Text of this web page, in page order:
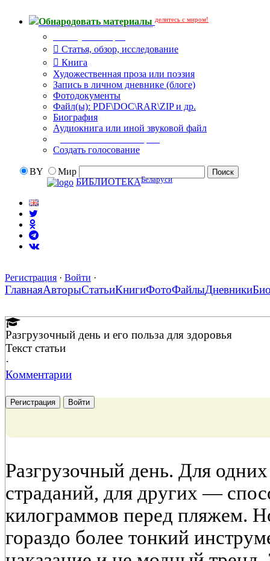
Обнародовать материалы делитесь с миром!
Статья, обзор, исследование
Книга
Художественная проза или поэзия
Запись в личном дневнике (блоге)
Фотодокументы
Файл(ы): PDF\DOC\RAR\ZIP и др.
Биография
Аудиокнига или иной звуковой файл
Создать голосование
BY
Мир
БИБЛИОТЕКАБеларуси
Регистрация · Войти ·
ГлавнаяАвторыСтатьиКнигиФотоФайлыДневники
Разгрузочный день и его польза для здоровья
Текст статьи
·
Комментарии
Регистрация Войти
Разгрузочный день. Для
страданий, для других —
килограммов перед пляжем.
гораздо более тонкий